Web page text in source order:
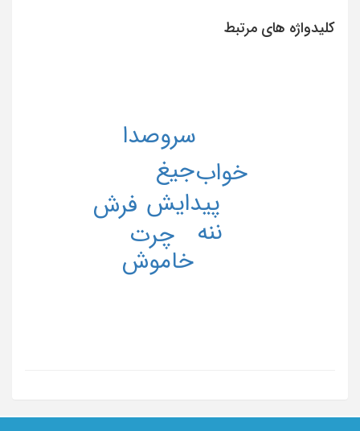
کلیدواژه های مرتبط
پیدایش
جیغ
چرت
خاموش
خواب
سروصدا
فرش
ننه